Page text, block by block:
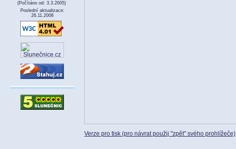
(Počítáno od: 3.3.2005)
Poslední aktualizace:
26.11.2008
Verze pro tisk (pro návrat použij "zpět" svého prohlížeče)